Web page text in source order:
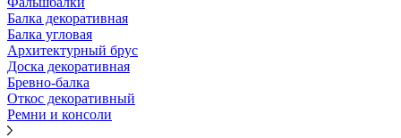
Балка декоративная
Балка угловая
Архитектурный брус
Доска декоративная
Бревно-балка
Откос декоративный
Ремни и консоли